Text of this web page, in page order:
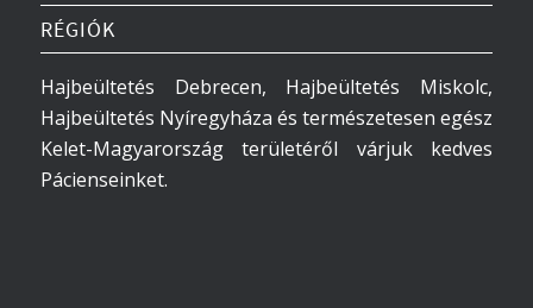
RÉGIÓK
Hajbeültetés Debrecen, Hajbeültetés Miskolc,
Hajbeültetés Nyíregyháza és természetesen egész
Kelet-Magyarország területéről várjuk kedves
Pácienseinket.